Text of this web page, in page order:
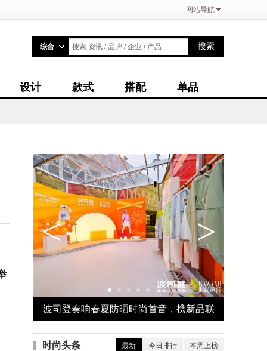
网站导航
综合 搜索 资讯 / 品牌 / 企业 / 产品 搜索
设计 款式 搭配 单品
波司登奏响春夏防晒时尚首音，携新品联
合《时尚芭莎》发布首份防晒新时尚手册
< >
最新 今日排行 本周上榜
时尚头条